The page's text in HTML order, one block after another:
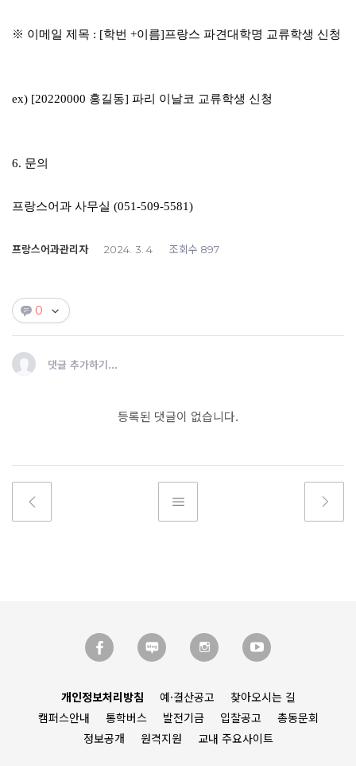
※ 이메일 제목 : [학번 +이름]프랑스 파견대학명 교류학생 신청
ex) [20220000 홍길동] 파리 이날코 교류학생 신청
6. 문의
프랑스어과 사무실 (051-509-5581)
프랑스어과관리자 2024. 3. 4 조회수 897
0
댓글 추가하기...
등록된 댓글이 없습니다.
개인정보처리방침 예·결산공고
찾아오시는 길
캠퍼스안내
통학버스 발전기금 입찰공고
총동문회
정보공개
원격지원 교내 주요사이트